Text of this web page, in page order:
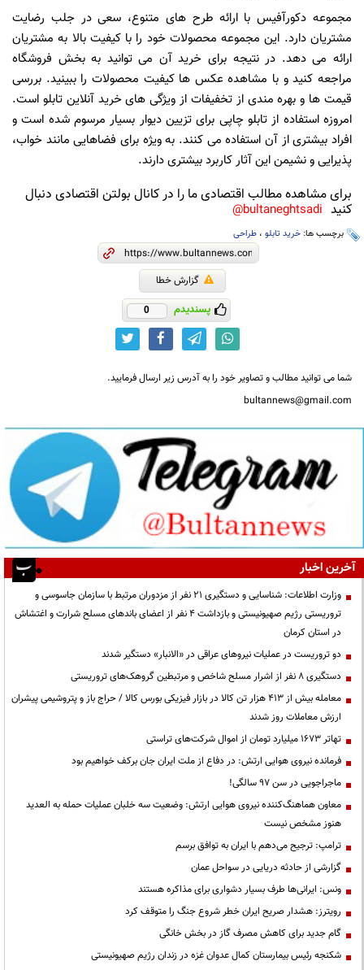
مجموعه دکورآفیس با ارائه طرح های متنوع، سعی در جلب رضایت
مشتریان دارد. این مجموعه محصولات خود را با کیفیت بالا به مشتریان
ارائه می دهد. در نتیجه برای خرید آن می توانید به بخش فروشگاه
مراجعه کنید و با مشاهده عکس ها کیفیت محصولات را ببینید. بررسی
قیمت ها و بهره مندی از تخفیفات از ویژگی های خرید آنلاین تابلو است.
امروزه استفاده از تابلو چاپی برای تزیین دیوار بسیار مرسوم شده است و
افراد بیشتری از آن استفاده می کنند. به ویژه برای فضاهایی مانند خواب،
پذیرایی و نشیمن این آثار کاربرد بیشتری دارند.
برای مشاهده مطالب اقتصادی ما را در کانال بولتن اقتصادی دنبال
کنید bultaneghtsadi@
برچسب ها: خرید تابلو ، طراحی
گزارش خطا
پسندیدم 0
شما می توانید مطالب و تصاویر خود را به آدرس زیر ارسال فرمایید.
bultannews@gmail.com
آخرین اخبار
وزارت اطلاعات: شناسایی و دستگیری ۲۱ نفر از مزدوران مرتبط با سازمان جاسوسی و
تروریستی رژیم صهیونیستی و بازداشت ۴ نفر از اعضای باندهای مسلح شرارت و اغتشاش
در استان کرمان
دو تروریست در عملیات نیروهای عراقی در «الانبار» دستگیر شدند
دستگیری ۸ نفر از اشرار مسلح شاخص و مرتبطین گروهک‌های تروریستی
معامله بیش از ۴۱۳ هزار تن کالا در بازار فیزیکی بورس کالا / حراج باز و پتروشیمی پیشران
ارزش معاملات روز شدند
تهاتر ۱۶۷۳ میلیارد تومان از اموال شرکت‌های تراستی
فرمانده نیروی هوایی ارتش: در دفاع از ملت ایران جان برکف خواهیم بود
ماجراجویی در سن ۹۷ سالگی!
معاون هماهنگ‌کننده نیروی هوایی ارتش: وضعیت سه خلبان عملیات حمله به العدید
هنوز مشخص نیست
ترامپ: ترجیح می‌دهم با ایران به توافق برسم
گزارشی از حادثه دریایی در سواحل عمان
ونس: ایرانی‌ها طرف بسیار دشواری برای مذاکره هستند
رویترز: هشدار صریح ایران خطر شروع جنگ را متوقف کرد
گام جدید برای کاهش مصرف گاز در بخش خانگی
شکنجه رئیس بیمارستان کمال عدوان غزه در زندان رژیم صهیونیستی